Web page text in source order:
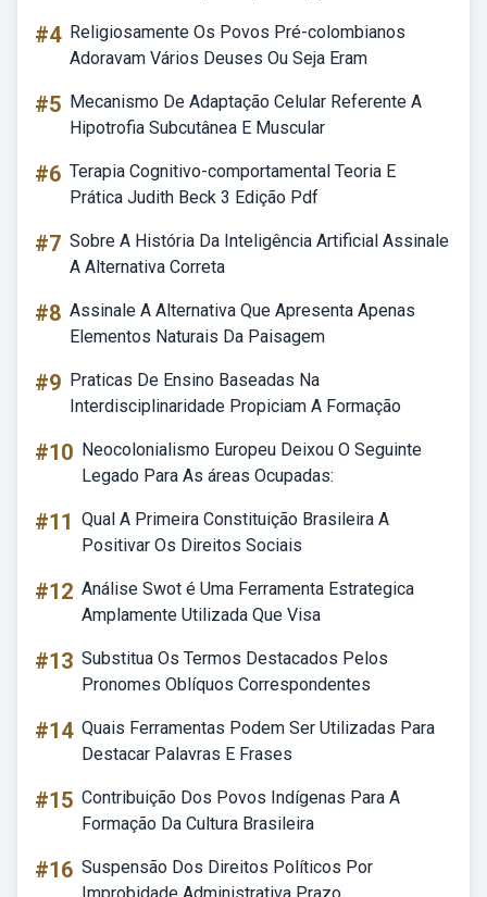
#4 Religiosamente Os Povos Pré-colombianos
Adoravam Vários Deuses Ou Seja Eram
#5 Mecanismo De Adaptação Celular Referente A
Hipotrofia Subcutânea E Muscular
#6 Terapia Cognitivo-comportamental Teoria E
Prática Judith Beck 3 Edição Pdf
#7 Sobre A História Da Inteligência Artificial Assinale
A Alternativa Correta
#8 Assinale A Alternativa Que Apresenta Apenas
Elementos Naturais Da Paisagem
#9 Praticas De Ensino Baseadas Na
Interdisciplinaridade Propiciam A Formação
#10 Neocolonialismo Europeu Deixou O Seguinte
Legado Para As áreas Ocupadas:
#11 Qual A Primeira Constituição Brasileira A
Positivar Os Direitos Sociais
#12 Análise Swot é Uma Ferramenta Estrategica
Amplamente Utilizada Que Visa
#13 Substitua Os Termos Destacados Pelos
Pronomes Oblíquos Correspondentes
#14 Quais Ferramentas Podem Ser Utilizadas Para
Destacar Palavras E Frases
#15 Contribuição Dos Povos Indígenas Para A
Formação Da Cultura Brasileira
#16 Suspensão Dos Direitos Políticos Por